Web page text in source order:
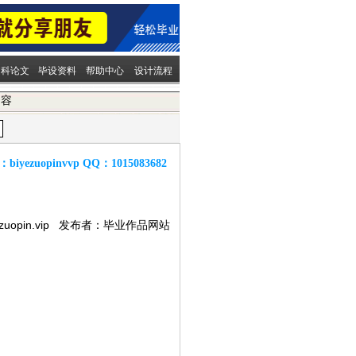
论文 毕设资料 帮助中心 设计流程
biyezuopinvvp QQ： 1015083682
发布者：毕业作品网站